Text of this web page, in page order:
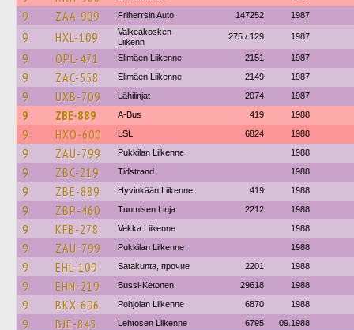
9 ZAA-909 Friherrsin Auto 147252 1987
9 HXL-109
Valkeakosken
Liikenn
275 / 129 1987
9 OPL-471 Elimäen Liikenne 2151 1987
9 ZAC-558 Elimäen Liikenne 2149 1987
9 UXB-709 Lähilinjat 2074 1987
9 ZBE-889 A-Bus 419 1988
9 HXO-600 LSL 6824 1988
9 ZAU-799 Pukkilan Liikenne 1988
9 ZBC-219 Tidstrand 1988
9 ZBE-889 Hyvinkään Liikenne 419 1988
9 ZBP-460 Tuomisen Linja 2212 1988
9 KFB-278 Vekka Liikenne 1988
9 ZAU-799 Pukkilan Liikenne 1988
9 EHL-109 Satakunta, прочие 2201 1988
9 EHN-219 Bussi-Ketonen 29618 1988
9 BKX-696 Pohjolan Liikenne 6870 1988
9 BJE-845 Lehtosen Liikenne 6795 09.1988